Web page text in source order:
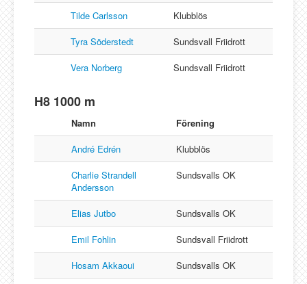
Tilde Carlsson
Klubblös
Tyra Söderstedt
Sundsvall Friidrott
Vera Norberg
Sundsvall Friidrott
H8 1000 m
Namn
Förening
André Edrén
Klubblös
Charlie Strandell
Andersson
Sundsvalls OK
Elias Jutbo
Sundsvalls OK
Emil Fohlin
Sundsvall Friidrott
Hosam Akkaoui
Sundsvalls OK